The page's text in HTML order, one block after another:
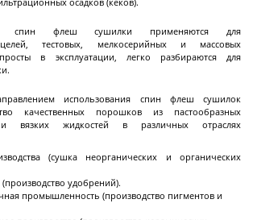
центрифуги во
исполнении
центрифуги для разделения
Ректификационное
оборудование
спин флеш сушилки применяются для
целей, тестовых, мелкосерийных и массовых
в эксплуатации, легко разбираются для
использования спин флеш сушилок
качественных порошков из пастообразных
вязких жидкостей в различных отраслях
(сушка неорганических и органических
удобрений).
промышленность (производство пигментов и